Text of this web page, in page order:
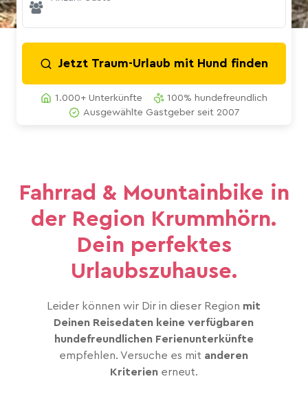
Jetzt Traum-Urlaub mit Hund finden
1.000+ Unterkünfte
100% hundefreundlich
Ausgewählte Gastgeber seit 2007
Fahrrad & Mountainbike in
der Region Krummhörn.
Dein perfektes
Urlaubszuhause.
Leider können wir Dir in dieser Region mit
Deinen Reisedaten keine verfügbaren
hundefreundlichen Ferienunterkünfte
empfehlen. Versuche es mit anderen
Kriterienerneut.